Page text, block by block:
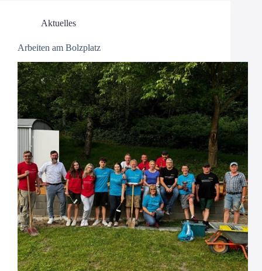
Aktuelles
Arbeiten am Bolzplatz